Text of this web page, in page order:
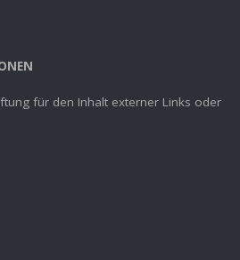
für den Inhalt externer Links oder